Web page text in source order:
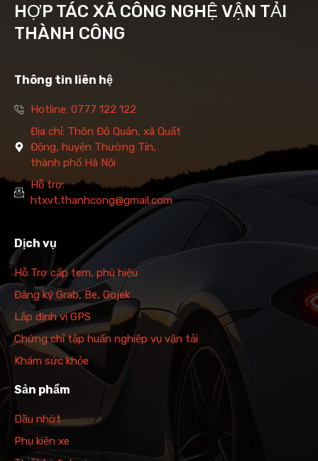
HỢP TÁC XÃ CÔNG NGHỆ VẬN TẢI
THÀNH CÔNG
Thông tin liên hệ
Hotline: 0777 122 122
Địa chỉ: Thôn Đô Quân, xã Quất
Động, huyện Thường Tín,
thành phố Hà Nội
Hỗ trợ:
htxvt.thanhcong@gmail.com
Dịch vụ
Hỗ Trợ cấp tem, phù hiệu
Đăng ký Grab, Be, Gojek
Lắp định vị GPS
Chứng chỉ tập huấn nghiệp vụ vận tải
Khám sức khỏe
Sản phẩm
Dầu nhớt
Phụ kiện xe